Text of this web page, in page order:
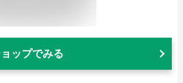
ップでみる